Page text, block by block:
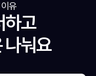
유
하고
나눠요